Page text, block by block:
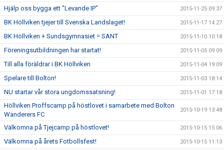
Hjälp oss bygga ett "Levande IP" 2015-11-25 09:37
BK Höllviken tjejer till Svenska Landslaget! 2015-11-17 14:27
BK Höllviken + Sundsgymnasiet = SANT 2015-11-10 10:18
Föreningsutbildningen har startat! 2015-11-05 09:09
Till alla föräldrar i BK Höllviken 2015-11-04 19:09
Spelare till Bolton! 2015-11-03 18:14
NU startar vår stora ungdomssatsning! 2015-11-01 17:18
Höllviken Proffscamp på höstlovet i samarbete med Bolton
Wanderers FC
2015-10-19 13:48
Välkomna på Tjejcamp på höstlovet! 2015-10-15 15:06
Välkomna på årets Fotbollsfest! 2015-10-15 11:13